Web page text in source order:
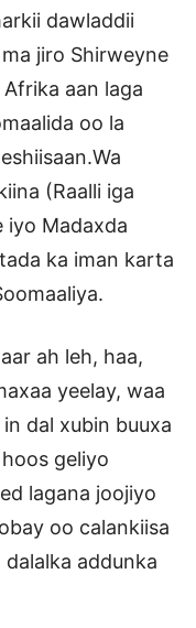
dawladdii
jiro Shirweyne
aan laga
oo la
(Raalli iga
iyo Madaxda
ka iman karta
ah leh, haa,
yeelay, waa
dal xubin buuxa
geliyo
lagana joojiyo
oo calankiisa
addunka